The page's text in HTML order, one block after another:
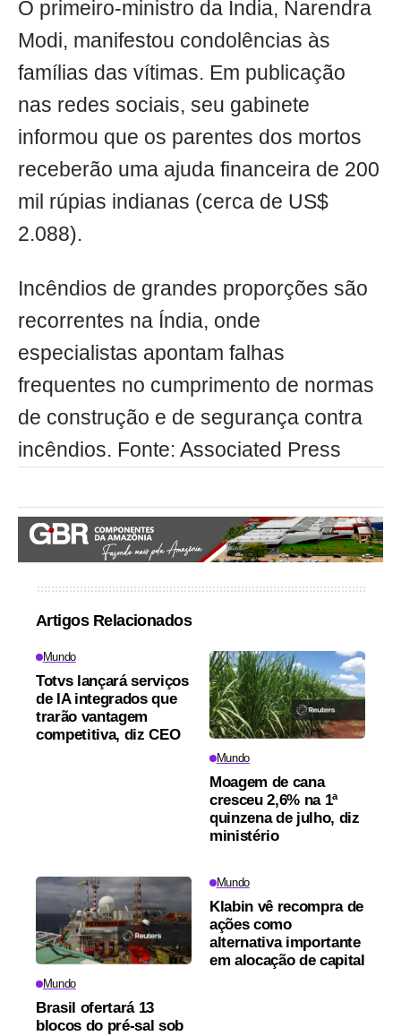
O primeiro-ministro da Índia, Narendra
Modi, manifestou condolências às
famílias das vítimas. Em publicação
nas redes sociais, seu gabinete
informou que os parentes dos mortos
receberão uma ajuda financeira de 200
mil rúpias indianas (cerca de US$
2.088).
Incêndios de grandes proporções são
recorrentes na Índia, onde
especialistas apontam falhas
frequentes no cumprimento de normas
de construção e de segurança contra
incêndios. Fonte: Associated Press
Artigos Relacionados
Mundo
Totvs lançará serviços
de IA integrados que
trarão vantagem
competitiva, diz CEO
Mundo
Moagem de cana
cresceu 2,6% na 1ª
quinzena de julho, diz
ministério
Mundo
Brasil ofertará 13
blocos do pré-sal sob
Mundo
Klabin vê recompra de
ações como
alternativa importante
em alocação de capital